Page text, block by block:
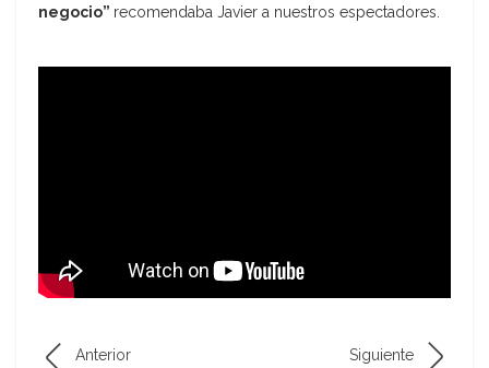
negocio” recomendaba Javier a nuestros espectadores.
Anterior Siguiente